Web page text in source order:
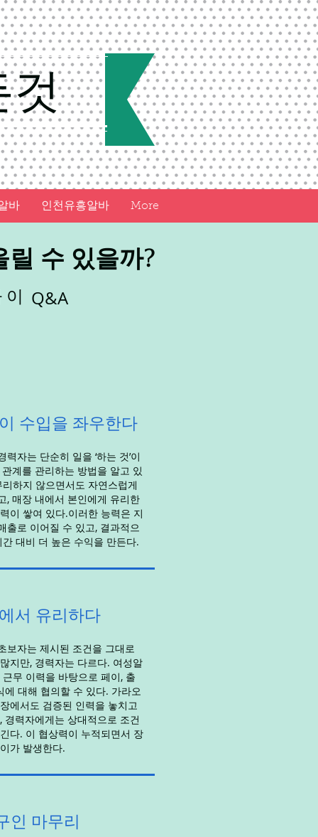
것
바 인천유흥알바 More
수 있을까?
이 Q&A
수입을 좌우한다
력자는 단순히 일을 ‘하는 것’이
계를 관리하는 방법을 알고 있
하지 않으면서도 자연스럽게
, 매장 내에서 본인에게 유리한
이 쌓여 있다.이러한 능력은 지
출로 이어질 수 있고, 결과적으
대비 더 높은 수익을 만든다.
서 유리하다
보자는 제시된 조건을 그대로
지만, 경력자는 다르다. 여성알
무 이력을 바탕으로 페이, 출
에 대해 협의할 수 있다. 가라오
에서도 검증된 인력을 놓치고
경력자에게는 상대적으로 조건
다. 이 협상력이 누적되면서 장
가 발생한다.
인 마무리